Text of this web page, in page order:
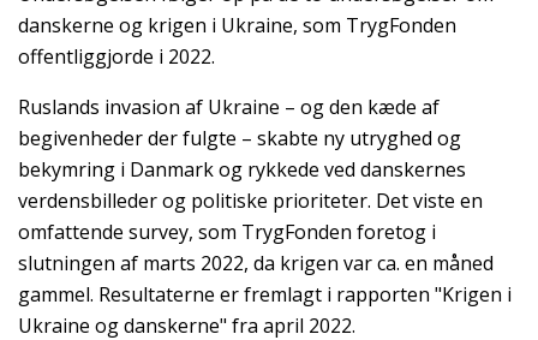
danskerne og krigen i Ukraine, som TrygFonden
offentliggjorde i 2022.
Ruslands invasion af Ukraine – og den kæde af
begivenheder der fulgte – skabte ny utryghed og
bekymring i Danmark og rykkede ved danskernes
verdensbilleder og politiske prioriteter. Det viste en
omfattende survey, som TrygFonden foretog i
slutningen af marts 2022, da krigen var ca. en måned
gammel. Resultaterne er fremlagt i rapporten "Krigen i
Ukraine og danskerne" fra april 2022.